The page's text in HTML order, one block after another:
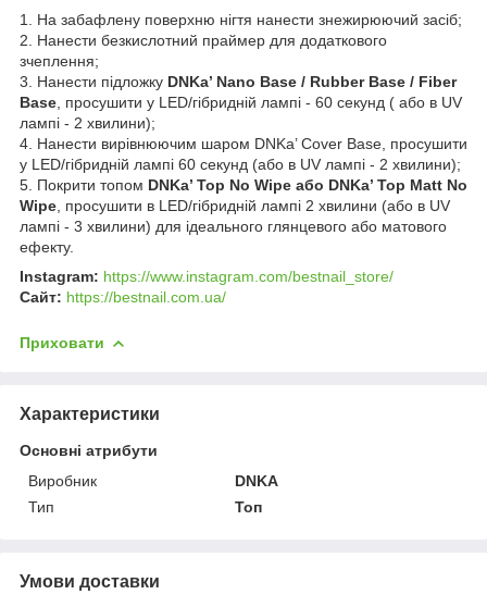
1. На забафлену поверхню нігтя нанести знежирюючий засіб;
2. Нанести безкислотний праймер для додаткового
зчеплення;
3. Нанести підложку DNKa’ Nano Base / Rubber Base / Fiber
Base , просушити у LED/гібридній лампі - 60 секунд ( або в UV
лампі - 2 хвилини);
4. Нанести вирівнюючим шаром DNKa’ Cover Base, просушити
у LED/гібридній лампі 60 секунд (або в UV лампі - 2 хвилини);
5. Покрити топом DNKa’ Top No Wipe або DNKa’ Top Matt No
Wipe , просушити в LED/гібридній лампі 2 хвилини (або в UV
лампі - 3 хвилини) для ідеального глянцевого або матового
ефекту.
Instagram: https://www.instagram.com/bestnail_store/
Сайт: https://bestnail.com.ua/
Приховати
Характеристики
Основні атрибути
Виробник
DNKA
Тип
Топ
Умови доставки